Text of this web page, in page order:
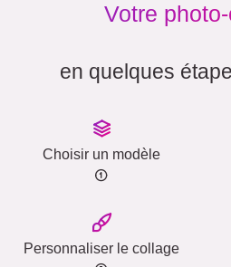
Votre
en quelques
Choisir un modèle
Personnaliser le collage